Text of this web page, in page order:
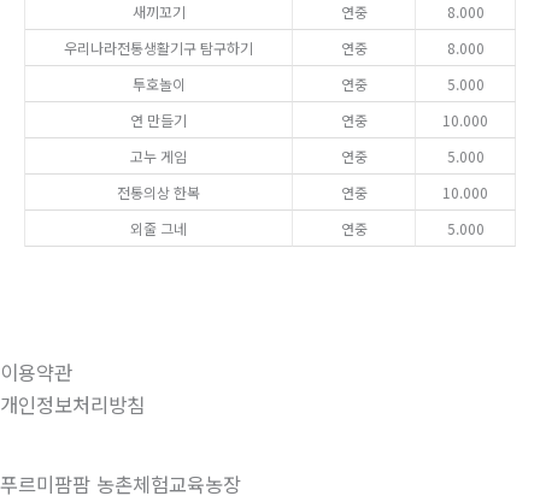
새끼꼬기
연중
8.000
우리나라전통생활기구 탐구하기
연중
8.000
투호놀이
연중
5.000
연 만들기
연중
10.000
고누 게임
연중
5.000
전통의상 한복
연중
10.000
외줄 그네
연중 5.000
이용약관
개인정보처리방침
푸르미팜팜 농촌체험교육농장